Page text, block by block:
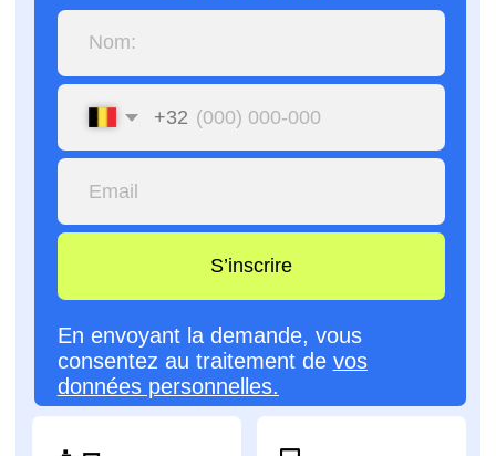
📚
Développeur web /
En envoyant la demande, vous
consentez au traitement de
données personnelles.
Testeur QA /
💻
semaine
cours